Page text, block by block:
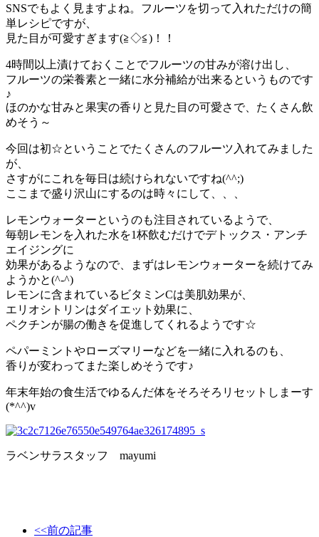
SNSでもよく見ますよね。フルーツを切って入れただけの簡
単レシピですが、
見た目が可愛すぎます(≧◇≦)！！
4時間以上漬けておくことでフルーツの甘みが溶け出し、
フルーツの栄養素と一緒に水分補給が出来るというものです
♪
ほのかな甘みと果実の香りと見た目の可愛さで、たくさん飲
めそう～
今回は初☆ということでたくさんのフルーツ入れてみました
が、
さすがにこれを毎日は続けられないですね(^^;)
ここまで盛り沢山にするのは時々にして、、、
レモンウォーターというのも注目されているようで、
毎朝レモンを入れた水を1杯飲むだけでデトックス・アンチ
エイジングに
効果があるようなので、まずはレモンウォーターを続けてみ
ようかと(^-^)
レモンに含まれているビタミンCは美肌効果が、
エリオシトリンはダイエット効果に、
ペクチンが腸の働きを促進してくれるようです☆
ペパーミントやローズマリーなどを一緒に入れるのも、
香りが変わってまた楽しめそうです♪
年末年始の食生活でゆるんだ体をそろそろリセットしまーす
(*^^)v
ラベンサラスタッフ mayumi
<<前の記事